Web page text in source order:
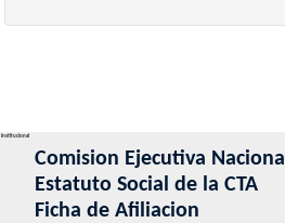
Institucional
Comision Ejecutiva Nacional
Estatuto Social de la CTA
Ficha de Afiliacion